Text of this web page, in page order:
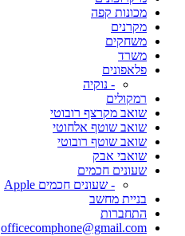
מכונות קפה
מקרנים
משחקים
משרד
פלאפונים
- נוקיה
רמקולים
שואב מקרצף רובוטי
שואב שוטף אלחוטי
שואב שוטף רובוטי
שואבי אבק
שעונים חכמים
- שעונים חכמים Apple
בניית מחשב
התחברות
officecomphone@gmail.com